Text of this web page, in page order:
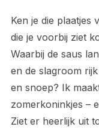
Ken je die plaatjes
die je voorbij ziet
Waarbij de saus
en de slagroom
en snoep? Ik
zomerkoninkjes –
Ziet er heerlijk uit